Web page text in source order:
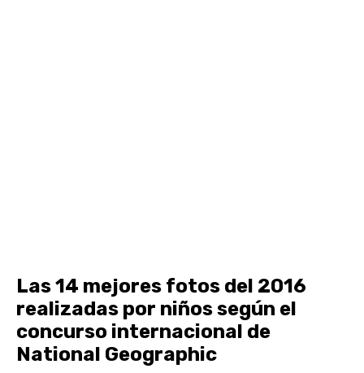
Las 14 mejores fotos del 2016
realizadas por niños según el
concurso internacional de
National Geographic